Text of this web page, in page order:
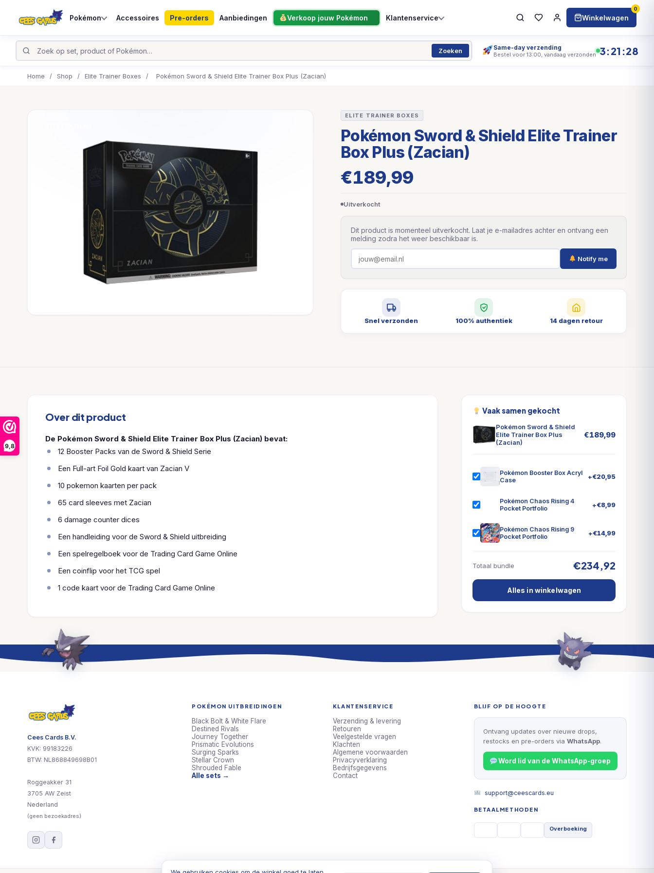
9,8
Pokémon Accessoires Pre-orders Aanbiedingen Verkoop jouw Pokémon Klantenservice Winkelwagen
0
Zoeken Same-day verzending
Bestel voor 13:00, vandaag verzonden 3:21:27
Home / Shop / Elite Trainer Boxes / Pokémon Sword & Shield Elite Trainer Box Plus (Zacian)
ELITE TRAINER BOXES
Pokémon Sword & Shield Elite Trainer
Box Plus (Zacian)
€189,99
Uitverkocht
Dit product is momenteel uitverkocht. Laat je e-mailadres achter en ontvang een
melding zodra het weer beschikbaar is.
Notify me
Snel verzonden 100% authentiek 14 dagen retour
Over dit product
De Pokémon Sword & Shield Elite Trainer Box Plus (Zacian) bevat:
12 Booster Packs van de Sword & Shield Serie
Een Full-art Foil Gold kaart van Zacian V
10 pokemon kaarten per pack
65 card sleeves met Zacian
6 damage counter dices
Een handleiding voor de Sword & Shield uitbreiding
Een spelregelboek voor de Trading Card Game Online
Een coinflip voor het TCG spel
1 code kaart voor de Trading Card Game Online
Vaak samen gekocht
Pokémon Sword & Shield
Elite Trainer Box Plus
(Zacian)
€189,99
Pokémon Booster Box Acryl
Case
+€20,95
Pokémon Chaos Rising 4
Pocket Portfolio
+€8,99
Pokémon Chaos Rising 9
Pocket Portfolio
+€14,99
Totaal bundle €234,92
Alles in winkelwagen
Cees Cards B.V.
KVK: 99183226
BTW: NL868849698B01
Roggeakker 31
3705 AW Zeist
Nederland
(geen bezoekadres)
POKÉMON UITBREIDINGEN
Black Bolt & White Flare
Destined Rivals
Journey Together
Prismatic Evolutions
Surging Sparks
Stellar Crown
Shrouded Fable
Alle sets →
KLANTENSERVICE
Verzending & levering
Retouren
Veelgestelde vragen
Klachten
Algemene voorwaarden
Privacyverklaring
Bedrijfsgegevens
Contact
BLIJF OP DE HOOGTE
Ontvang updates over nieuwe drops,
restocks en pre-orders via WhatsApp.
Word lid van de WhatsApp-groep
support@ceescards.eu
BETAALMETHODEN
Overboeking